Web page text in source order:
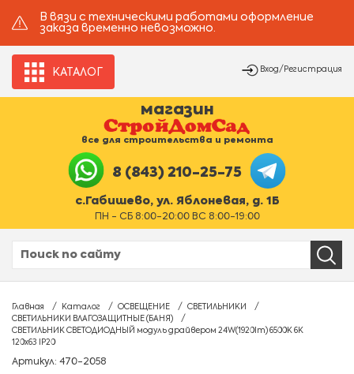
В вязи с техническими работами оформление
заказа временно невозможно.
КАТАЛОГ Вход/Регистрация
магазин
все для строительства и ремонта
8 (843) 210-25-75
с.Габишево, ул. Яблоневая, д. 1Б
ПН - СБ 8:00-20:00 ВС 8:00-19:00
Главная Каталог ОСВЕЩЕНИЕ
СВЕТИЛЬНИКИ
СВЕТИЛЬНИКИ ВЛАГОЗАЩИТНЫЕ (БАНЯ)
СВЕТИЛЬНИК СВЕТОДИОДНЫЙ модуль драйвером 24W(1920lm) 6500К 6K
120x63 IP20
Артикул: 470-2058